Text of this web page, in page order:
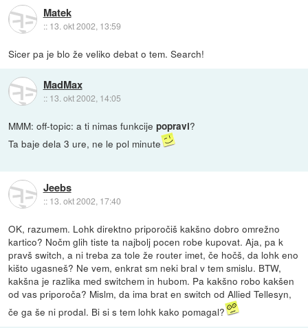
Matek
:: 13. okt 2002, 13:59
Sicer pa je blo že veliko debat o tem. Search!
MadMax
:: 13. okt 2002, 14:05
MMM: off-topic: a ti nimas funkcijepopravi?
Ta baje dela 3 ure, ne le pol minute
Jeebs
:: 13. okt 2002, 17:40
OK, razumem. Lohk direktno priporočiš kakšno dobro omrežno
kartico? Nočm glih tiste ta najbolj pocen robe kupovat. Aja, pa k
pravš switch, a ni treba za tole že router imet, če hočš, da lohk eno
kišto ugasneš? Ne vem, enkrat sm neki bral v tem smislu. BTW,
kakšna je razlika med switchem in hubom. Pa kakšno robo kakšen
od vas priporoča? Mislm, da ima brat en switch od Allied Tellesyn,
če ga še ni prodal. Bi si s tem lohk kako pomagal?